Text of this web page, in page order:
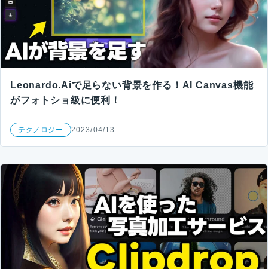
Leonardo.Aiで足らない背景を作る！AI Canvas機能
がフォトショ級に便利！
テクノロジー 2023/04/13